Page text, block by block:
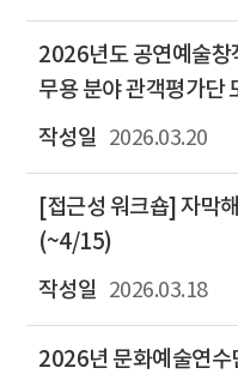
2026년도 공연예술창
무용 분야 관객평가단
2026.03.20
[접근성 워크숍] 자막
(~4/15)
2026.03.18
2026년 문화예술연수